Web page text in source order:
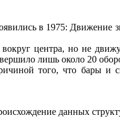
в 1975: Движение
центра, но не
лишь около 20
того, что
данных